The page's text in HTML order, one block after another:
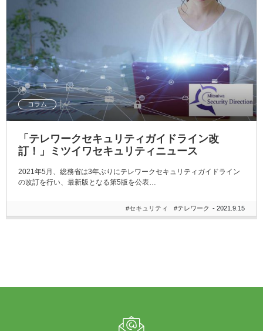
コラム
「テレワークセキュリティガイドライン改
訂！」ミツイワセキュリティニュース
2021年5月、総務省は3年ぶりにテレワークセキュリティガイドライン
の改訂を行い、最新版となる第5版を公表…
#セキュリティ #テレワーク - 2021.9.15